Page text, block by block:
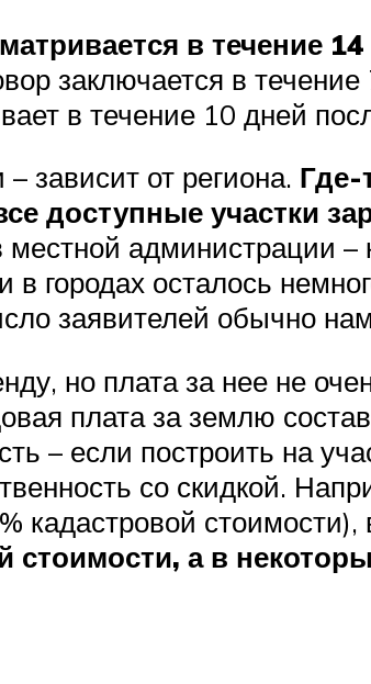
в течение
заключается в
в течение 10 дней
зависит от региона. Где-
доступные участки
местной администрации
городах осталось
заявителей обычно
но плата за нее не
плата за землю
– если построить на
со скидкой.
кадастровой стоимости),
стоимости, а в